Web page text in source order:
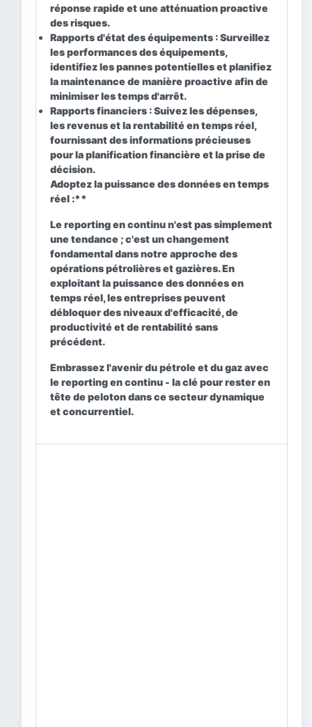
réponse rapide et une atténuation proactive
des risques.
Rapports d'état des équipements :Surveillez
les performances des équipements,
identifiez les pannes potentielles et planifiez
la maintenance de manière proactive afin de
minimiser les temps d'arrêt.
Rapports financiers :Suivez les dépenses,
les revenus et la rentabilité en temps réel,
fournissant des informations précieuses
pour la planification financière et la prise de
décision.
Adoptez la puissance des données en temps
réel :**
Le reporting en continu n'est pas simplement
une tendance ; c'est un changement
fondamental dans notre approche des
opérations pétrolières et gazières. En
exploitant la puissance des données en
temps réel, les entreprises peuvent
débloquer des niveaux d'efficacité, de
productivité et de rentabilité sans
précédent.
Embrassez l'avenir du pétrole et du gaz avec
le reporting en continu - la clé pour rester en
tête de peloton dans ce secteur dynamique
et concurrentiel.